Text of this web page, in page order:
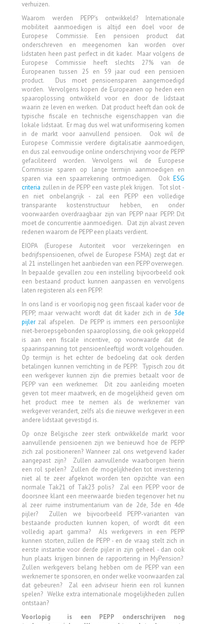
verhuizen.
Waarom werden PEPP's ontwikkeld? Internationale
mobiliteit aanmoedigen is altijd een doel voor de
Europese Commissie. Een pensioen product dat
onderschreven en meegenomen kan worden over
lidstaten heen past perfect in dit kader. Maar volgens de
Europese Commissie heeft slechts 27% van de
Europeanen tussen 25 en 59 jaar oud een pensioen
product. Dus moet pensioensparen aangemoedigd
worden. Vervolgens kopen de Europeanen op heden een
spaaroplossing ontwikkeld voor en door de lidstaat
waarin ze leven en werken. Dat product heeft dan ook de
typische fiscale en technische eigenschappen van die
lokale lidstaat. Er mag dus wel wat uniformisering komen
in de markt voor aanvullend pensioen. Ook wil de
Europese Commissie verdere digitalisatie aanmoedigen,
en dus zal eenvoudige online onderschrijving voor de PEPP
gefaciliteerd worden. Vervolgens wil de Europese
Commissie sparen op lange termijn aanmoedigen en
sparen via een spaarrekening ontmoedigen. Ook ESG
criteria zullen in de PEPP een vaste plek krijgen. Tot slot -
en niet onbelangrijk - zal een PEPP een volledige
transparante kostenstructuur hebben, en onder
voorwaarden overdraagbaar zijn van PEPP naar PEPP. Dit
moet de concurrentie aanmoedigen. Dat zijn alvast zeven
redenen waarom de PEPP een plaats verdient.
EIOPA (Europese Autoriteit voor verzekeringen en
bedrijfspensioenen, ofwel de Europese FSMA) zegt dat er
al 21 instellingen het aanbieden van een PEPP overwegen.
In bepaalde gevallen zou een instelling bijvoorbeeld ook
een bestaand product kunnen aanpassen en vervolgens
laten registeren als een PEPP.
In ons land is er voorlopig nog geen fiscaal kader voor de
PEPP, maar verwacht wordt dat dit kader zich in de 3de
pijler zal afspelen. De PEPP is immers een persoonlijke
niet-beroepsgebonden spaaroplossing, die ook gekoppeld
is aan een fiscale incentive, op voorwaarde dat de
spaarinspanning tot pensioenleeftijd wordt volgehouden.
Op termijn is het echter de bedoeling dat ook derden
betalingen kunnen verrichting in de PEPP. Typisch zou dit
een werkgever kunnen zijn die premies betaalt voor de
PEPP van een werknemer. Dit zou aanleiding moeten
geven tot meer maatwerk, en de mogelijkheid geven om
het product mee te nemen als de werknemer van
werkgever verandert, zelfs als die nieuwe werkgever in een
andere lidstaat gevestigd is.
Op onze Belgische zeer sterk ontwikkelde markt voor
aanvullende pensioenen zijn we benieuwd hoe de PEPP
zich zal positioneren? Wanneer zal ons wetgevend kader
aangepast zijn? Zullen aanvullende waarborgen hierin
een rol spelen? Zullen de mogelijkheden tot investering
niet al te zeer afgeknot worden ten opzichte van een
normale Tak21 of Tak23 polis? Zal een PEPP voor de
doorsnee klant een meerwaarde bieden tegenover het nu
al zeer ruime instrumentarium van de 2de, 3de en 4de
pijler? Zullen we bijvoorbeeld PEPP-varianten van
bestaande producten kunnen kopen, of wordt dit een
volledig apart gamma? Als werkgevers in een PEPP
kunnen storten, zullen de PEPP - en de vraag stelt zich in
eerste instantie voor derde pijler in zijn geheel - dan ook
hun plaats krijgen binnen de rapportering in MyPension?
Zullen werkgevers belang hebben om de PEPP van een
werknemer te sponsoren, en onder welke voorwaarden zal
dat gebeuren? Zal een adviseur hierin een rol kunnen
spelen? Welke extra internationale mogelijkheden zullen
ontstaan?
Voorlopig is een PEPP onderschrijven nog